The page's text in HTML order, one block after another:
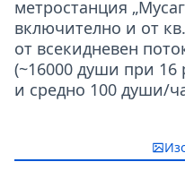
метростанция
включително и от
от всекидневен
(~16000 души при 16
и средно 100 души/